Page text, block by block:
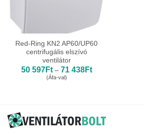
Red-Ring KN2 AP60/UP60
centrifugális elszívó
ventilátor
50 597Ft – 71 438FtÁrtartomány:
(Áfa-val)